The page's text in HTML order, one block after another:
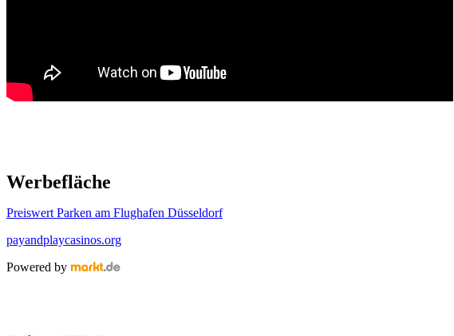
Werbefläche
Preiswert Parken am Flughafen Düsseldorf
payandplaycasinos.org
Powered by